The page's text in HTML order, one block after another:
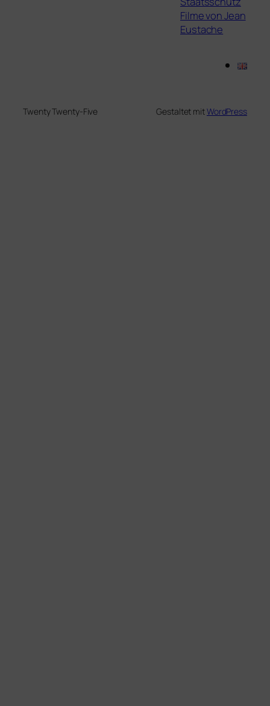
Filme von Jean
Eustache
Twenty Twenty-Five Gestaltet mitWordPress